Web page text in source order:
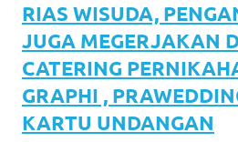
here
replica
watches.
RIAS WISUDA,
JUGA MEGERJAKAN
CATERING
GRAPHI ,
KARTU UNDANGAN